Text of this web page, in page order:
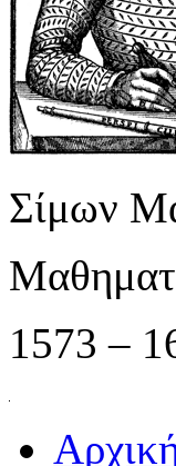
Σίμων
1573 –